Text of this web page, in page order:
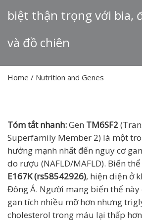
biệt thận trọng với bia,
và đồ chiên
Home / Nutrition and Genes
Tóm tắt nhanh:Gen TM6SF2
Superfamily Member 2) là một
hưởng mạnh nhất đến nguy cơ
do rượu (NAFLD/MAFLD). Biến
E167K (rs58542926), hiện diện ở
Đông Á. Người mang biến thể này
gan tích nhiều mỡ hơn nhưng
cholesterol trong máu lại thấp